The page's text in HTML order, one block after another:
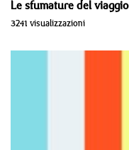
Le sfumature del viaggio
3241 visualizzazioni